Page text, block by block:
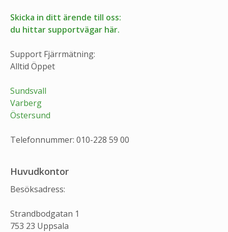
Skicka in ditt ärende till oss:
du hittar supportvägar här.
Support Fjärrmätning:
Alltid Öppet
Sundsvall
Varberg
Östersund
Telefonnummer: 010-228 59 00
Huvudkontor
Besöksadress:
Strandbodgatan 1
753 23 Uppsala